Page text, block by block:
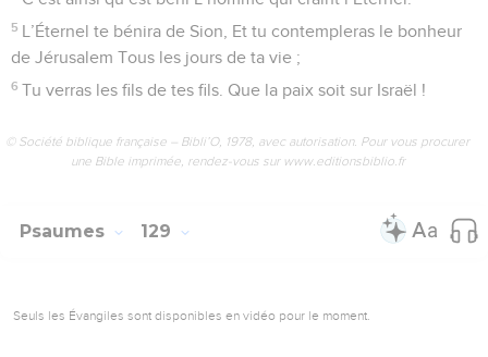
5 L’Éternel te bénira de Sion, Et tu contempleras le bonheur
de Jérusalem Tous les jours de ta vie ;
6 Tu verras les fils de tes fils. Que la paix soit sur Israël !
© Société biblique française – Bibli’O, 1978, avec autorisation. Pour vous procurer
une Bible imprimée, rendez-vous sur www.editionsbiblio.fr
Psaumes 129
Seuls les Évangiles sont disponibles en vidéo pour le moment.